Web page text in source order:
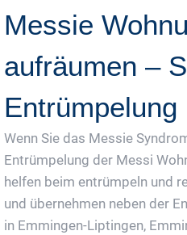
Messie
aufräumen –
Entrümpelung
Wenn Sie das Messie
Entrümpelung der Messi
helfen beim entrümpeln und
und übernehmen neben der
in Emmingen-Liptingen,